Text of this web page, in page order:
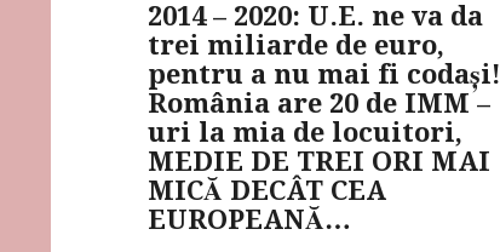
2014 – 2020: U.E. ne va da
trei miliarde de euro,
pentru a nu mai fi codaşi!
România are 20 de IMM –
uri la mia de locuitori,
MEDIE DE TREI ORI MAI
MICĂ DECÂT CEA
EUROPEANĂ…